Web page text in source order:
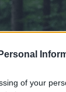
of your